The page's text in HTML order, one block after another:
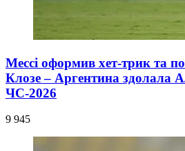
Мессі оформив хет-трик та
Клозе – Аргентина здолала
ЧС-2026
9 945